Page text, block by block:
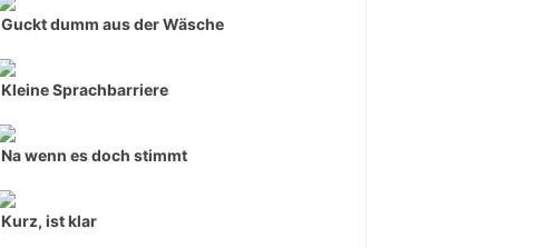
Guckt dumm aus der Wäsche
Kleine Sprachbarriere
Na wenn es doch stimmt
Kurz, ist klar